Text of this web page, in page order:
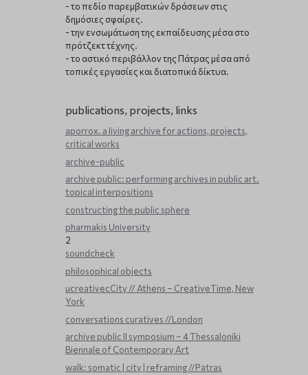
- το πεδίο παρεμβατικών δράσεων στις
δημόσιες σφαίρες.
- την ενσωμάτωση της εκπαίδευσης μέσα στο
πρότζεκτ τέχνης.
- το αστικό περιβάλλον της Πάτρας μέσα από
τοπικές εργασίες και διατοπικά δίκτυα.
publications, projects, links
aporrox. a living archive for actions, projects,
critical works
archive-public
archive public: performing archives in public art.
topical interpositions
constructing the public sphere
pharmakis University
2
soundcheck
philosophical objects
ucreativecCity // Athens – CreativeTime, New
York
conversations curatives //London
archive public ΙΙ symposium – 4 Thessaloniki
Biennale of Contemporary Art
walk: somatic | city | reframing //Patras